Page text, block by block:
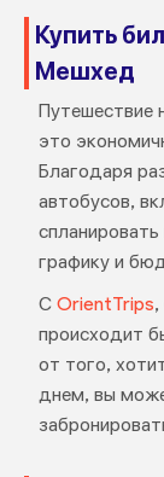
Купить
Мешхед
Путешествие
это
Благодаря
автобусов,
графику и
С OrientTrips
происходит
от того,
днем, вы